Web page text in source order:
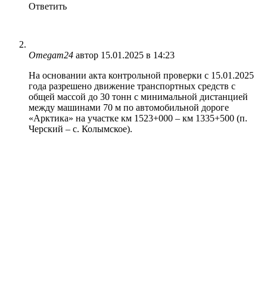
Ответить
Omegam24 автор 15.01.2025 в 14:23
На основании акта контрольной проверки с 15.01.2025
года разрешено движение транспортных средств с
общей массой до 30 тонн с минимальной дистанцией
между машинами 70 м по автомобильной дороге
«Арктика» на участке км 1523+000 – км 1335+500 (п.
Черский – с. Колымское).